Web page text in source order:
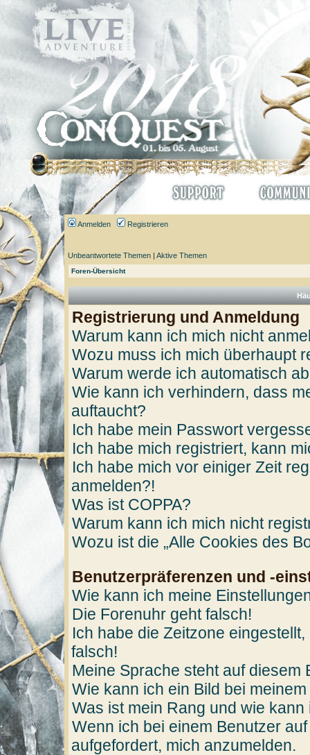
Anmelden Registrieren
Unbeantwortete Themen | Aktive Themen
Foren-Übersicht
Registrierung und Anmeldung
Warum kann ich mich nicht
Wozu muss ich mich überhaupt
Warum werde ich automatisch
Wie kann ich verhindern, dass
auftaucht?
Ich habe mein Passwort
Ich habe mich registriert, kann
Ich habe mich vor einiger Zeit
anmelden?!
Was ist COPPA?
Warum kann ich mich nicht
Wozu ist die „Alle Cookies des
Benutzerpräferenzen und -
Wie kann ich meine
Die Forenuhr geht falsch!
Ich habe die Zeitzone
falsch!
Meine Sprache steht auf diesem
Wie kann ich ein Bild bei
Was ist mein Rang und wie
Wenn ich bei einem Benutzer
aufgefordert, mich anzumelden.